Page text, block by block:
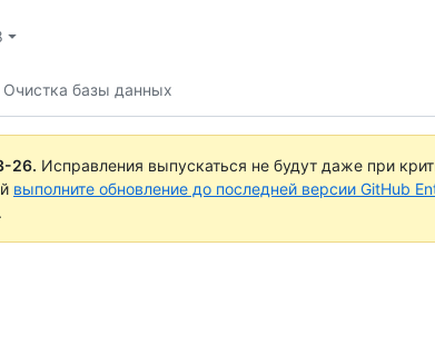
Очистка базы данных
26. Исправления выпускаться не будут даже при
выполните обновление до последней версии GitHub
.